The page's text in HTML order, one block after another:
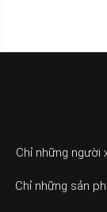
Chỉ những
Chỉ những sản